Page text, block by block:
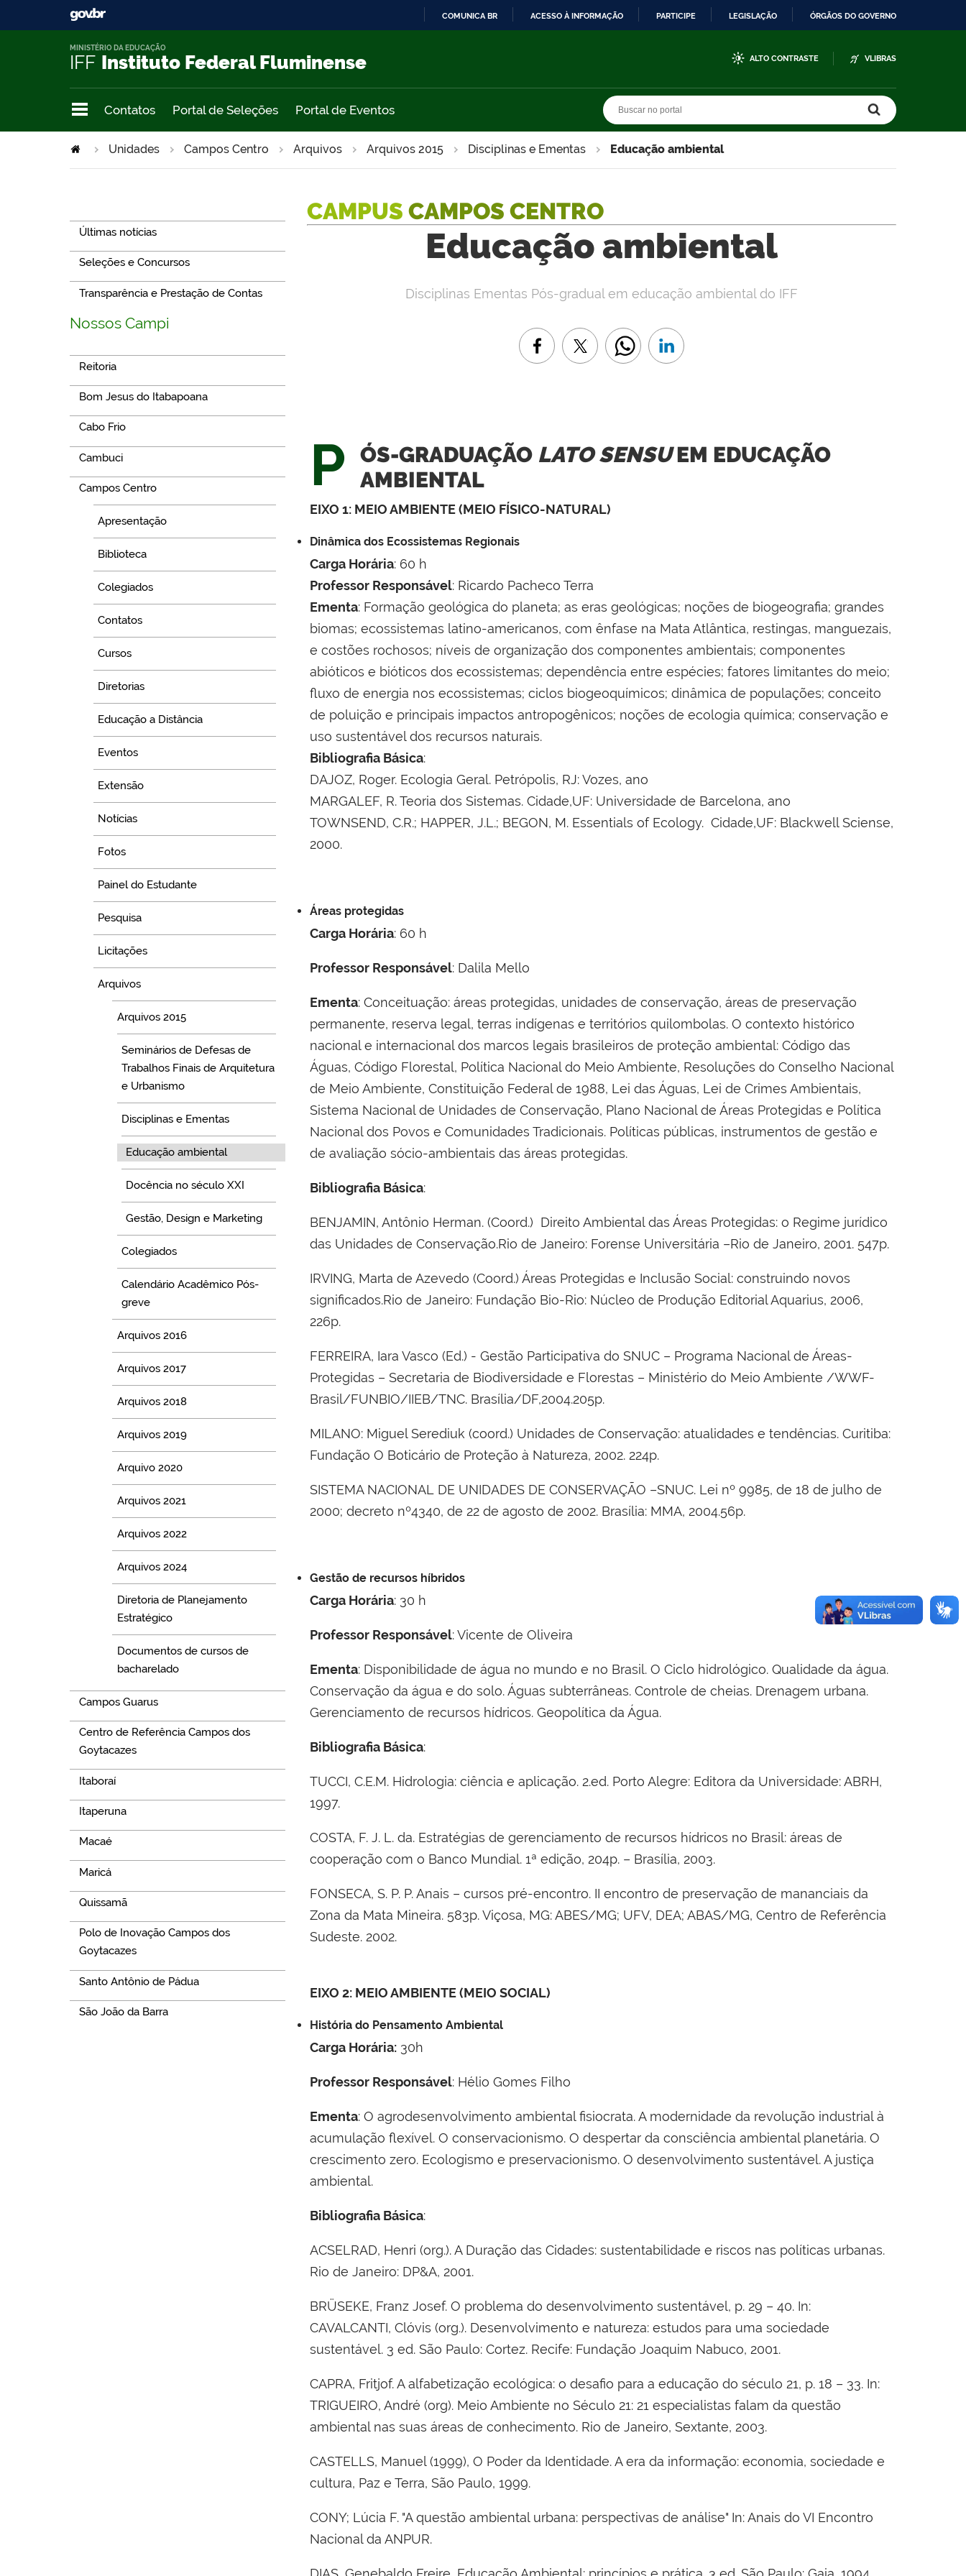
COMUNICA BR ACESSO À INFORMAÇÃO PARTICIPE LEGISLAÇÃO ÓRGÃOS DO GOVERNO
IFF Instituto Federal Fluminense
MINISTÉRIO DA EDUCAÇÃO
ALTO CONTRASTE VLIBRAS
Contatos Portal de Seleções Portal de Eventos
Unidades Campos Centro Arquivos Arquivos 2015 Disciplinas e Ementas Educação ambiental
Últimas notícias
Seleções e Concursos
Transparência e Prestação de Contas
Nossos Campi
Reitoria
Bom Jesus do Itabapoana
Cabo Frio
Cambuci
Campos Centro
Apresentação
Biblioteca
Colegiados
Contatos
Cursos
Diretorias
Educação a Distância
Eventos
Extensão
Notícias
Fotos
Painel do Estudante
Pesquisa
Licitações
Arquivos
Arquivos 2015
Seminários de Defesas de
Trabalhos Finais de Arquitetura
e Urbanismo
Disciplinas e Ementas
Educação ambiental
Docência no século XXI
Gestão, Design e Marketing
Colegiados
Calendário Acadêmico Pós-
greve
Arquivos 2016
Arquivos 2017
Arquivos 2018
Arquivos 2019
Arquivo 2020
Arquivos 2021
Arquivos 2022
Arquivos 2024
Diretoria de Planejamento
Estratégico
Documentos de cursos de
bacharelado
Campos Guarus
Centro de Referência Campos dos
Goytacazes
Itaboraí
Itaperuna
Macaé
Maricá
Quissamã
Polo de Inovação Campos dos
Goytacazes
Santo Antônio de Pádua
São João da Barra
CAMPUS CAMPOS CENTRO
Educação ambiental
Disciplinas Ementas Pós-gradual em educação ambiental do IFF
P ÓS-GRADUAÇÃO LATO SENSUEM EDUCAÇÃO
AMBIENTAL
EIXO 1: MEIO AMBIENTE (MEIO FÍSICO-NATURAL)
Dinâmica dos Ecossistemas Regionais
Carga Horária: 60 h
Professor Responsável: Ricardo Pacheco Terra
Ementa: Formação geológica do planeta; as eras geológicas; noções de biogeografia; grandes
biomas; ecossistemas latino-americanos, com ênfase na Mata Atlântica, restingas, manguezais,
e costões rochosos; níveis de organização dos componentes ambientais; componentes
abióticos e bióticos dos ecossistemas; dependência entre espécies; fatores limitantes do meio;
fluxo de energia nos ecossistemas; ciclos biogeoquímicos; dinâmica de populações; conceito
de poluição e principais impactos antropogênicos; noções de ecologia química; conservação e
uso sustentável dos recursos naturais.
Bibliografia Básica:
DAJOZ, Roger. Ecologia Geral. Petrópolis, RJ: Vozes, ano
MARGALEF, R. Teoria dos Sistemas. Cidade,UF: Universidade de Barcelona, ano
TOWNSEND, C.R.; HAPPER, J.L.; BEGON, M. Essentials of Ecology. Cidade,UF: Blackwell Sciense,
2000.
Áreas protegidas
Carga Horária: 60 h
Professor Responsável: Dalila Mello
Ementa: Conceituação: áreas protegidas, unidades de conservação, áreas de preservação
permanente, reserva legal, terras indígenas e territórios quilombolas. O contexto histórico
nacional e internacional dos marcos legais brasileiros de proteção ambiental: Código das
Águas, Código Florestal, Política Nacional do Meio Ambiente, Resoluções do Conselho Nacional
de Meio Ambiente, Constituição Federal de 1988, Lei das Águas, Lei de Crimes Ambientais,
Sistema Nacional de Unidades de Conservação, Plano Nacional de Áreas Protegidas e Política
Nacional dos Povos e Comunidades Tradicionais. Políticas públicas, instrumentos de gestão e
de avaliação sócio-ambientais das áreas protegidas.
Bibliografia Básica:
BENJAMIN, Antônio Herman. (Coord.) Direito Ambiental das Áreas Protegidas: o Regime jurídico
das Unidades de Conservação.Rio de Janeiro: Forense Universitária –Rio de Janeiro, 2001. 547p.
IRVING, Marta de Azevedo (Coord.) Áreas Protegidas e Inclusão Social: construindo novos
significados.Rio de Janeiro: Fundação Bio-Rio: Núcleo de Produção Editorial Aquarius, 2006,
226p.
FERREIRA, Iara Vasco (Ed.) - Gestão Participativa do SNUC – Programa Nacional de Áreas-
Protegidas – Secretaria de Biodiversidade e Florestas – Ministério do Meio Ambiente /WWF-
Brasil/FUNBIO/IIEB/TNC. Brasília/DF,2004.205p.
MILANO: Miguel Serediuk (coord.) Unidades de Conservação: atualidades e tendências. Curitiba:
Fundação O Boticário de Proteção à Natureza, 2002. 224p.
SISTEMA NACIONAL DE UNIDADES DE CONSERVAÇÃO –SNUC. Lei nº 9985, de 18 de julho de
2000; decreto nº4340, de 22 de agosto de 2002. Brasília: MMA, 2004.56p.
Gestão de recursos híbridos
Carga Horária: 30 h
Professor Responsável: Vicente de Oliveira
Ementa: Disponibilidade de água no mundo e no Brasil. O Ciclo hidrológico. Qualidade da água.
Conservação da água e do solo. Águas subterrâneas. Controle de cheias. Drenagem urbana.
Gerenciamento de recursos hídricos. Geopolítica da Água.
Bibliografia Básica:
TUCCI, C.E.M. Hidrologia: ciência e aplicação. 2.ed. Porto Alegre: Editora da Universidade: ABRH,
1997.
COSTA, F. J. L. da. Estratégias de gerenciamento de recursos hídricos no Brasil: áreas de
cooperação com o Banco Mundial. 1ª edição, 204p. – Brasília, 2003.
FONSECA, S. P. P. Anais – cursos pré-encontro. II encontro de preservação de mananciais da
Zona da Mata Mineira. 583p. Viçosa, MG: ABES/MG; UFV, DEA; ABAS/MG, Centro de Referência
Sudeste. 2002.
EIXO 2: MEIO AMBIENTE (MEIO SOCIAL)
História do Pensamento Ambiental
Carga Horária: 30h
Professor Responsável: Hélio Gomes Filho
Ementa: O agrodesenvolvimento ambiental fisiocrata. A modernidade da revolução industrial à
acumulação flexível. O conservacionismo. O despertar da consciência ambiental planetária. O
crescimento zero. Ecologismo e preservacionismo. O desenvolvimento sustentável. A justiça
ambiental.
Bibliografia Básica:
ACSELRAD, Henri (org.). A Duração das Cidades: sustentabilidade e riscos nas políticas urbanas.
Rio de Janeiro: DP&A, 2001.
BRÜSEKE, Franz Josef. O problema do desenvolvimento sustentável, p. 29 – 40. In:
CAVALCANTI, Clóvis (org.). Desenvolvimento e natureza: estudos para uma sociedade
sustentável. 3 ed. São Paulo: Cortez. Recife: Fundação Joaquim Nabuco, 2001.
CAPRA, Fritjof. A alfabetização ecológica: o desafio para a educação do século 21, p. 18 – 33. In:
TRIGUEIRO, André (org). Meio Ambiente no Século 21: 21 especialistas falam da questão
ambiental nas suas áreas de conhecimento. Rio de Janeiro, Sextante, 2003.
CASTELLS, Manuel (1999), O Poder da Identidade. A era da informação: economia, sociedade e
cultura, Paz e Terra, São Paulo, 1999.
CONY; Lúcia F. "A questão ambiental urbana: perspectivas de análise" In: Anais do VI Encontro
Nacional da ANPUR.